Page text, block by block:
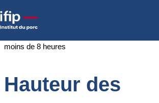
Accueil
Hauteur des
lors d'un transport de moins de 8 heures
Hauteur des